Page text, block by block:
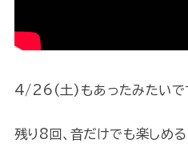
4/26(土)もあったみたいで
残り8回、音だけでも楽しめる